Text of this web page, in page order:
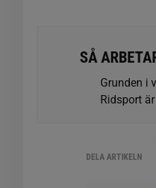
SÅ
Grunden i
Ridsport
DELA ARTIKELN